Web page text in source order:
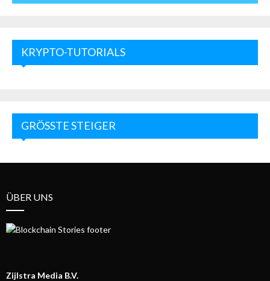
KRYPTO-TUTORIALS
GRÖSSTE STEIGER
ÜBER UNS
Zijlstra Media B.V.